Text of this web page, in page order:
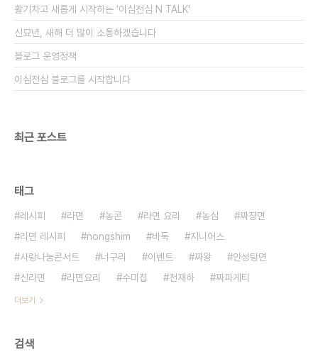
활기차고 새롭게 시작하는 '이심전심 N TALK'
신묘년, 새해 더 많이 소통하겠습니다
블로그 운영정책
이심전심 블로그를 시작합니다
최근 포스트
태그
레시피 라면 농콘 라면 요리 농심
짜장면
라면 레시피
nongshim 바둑
지니어스
사랑나눔콘서트
너구리 이벤트 짜왕
안성탕면
신라면
라면요리 수미칩 천재하 짜파게티
더보기
검색